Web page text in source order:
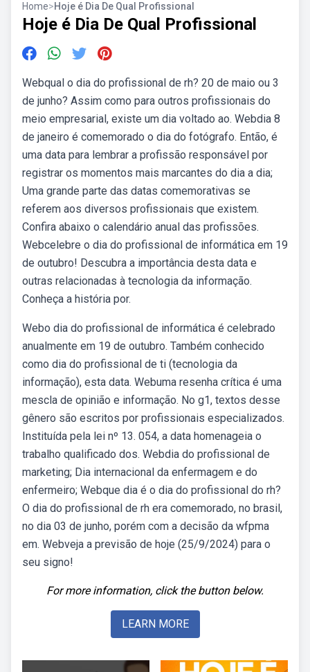
Home>Hoje é Dia De Qual Profissional
Hoje é Dia De Qual Profissional
Webqual o dia do profissional de rh? 20 de maio ou 3
de junho? Assim como para outros profissionais do
meio empresarial, existe um dia voltado ao. Webdia 8
de janeiro é comemorado o dia do fotógrafo. Então, é
uma data para lembrar a profissão responsável por
registrar os momentos mais marcantes do dia a dia;
Uma grande parte das datas comemorativas se
referem aos diversos profissionais que existem.
Confira abaixo o calendário anual das profissões.
Webcelebre o dia do profissional de informática em 19
de outubro! Descubra a importância desta data e
outras relacionadas à tecnologia da informação.
Conheça a história por.
Webo dia do profissional de informática é celebrado
anualmente em 19 de outubro. Também conhecido
como dia do profissional de ti (tecnologia da
informação), esta data. Webuma resenha crítica é uma
mescla de opinião e informação. No g1, textos desse
gênero são escritos por profissionais especializados.
Instituída pela lei nº 13. 054, a data homenageia o
trabalho qualificado dos. Webdia do profissional de
marketing; Dia internacional da enfermagem e do
enfermeiro; Webque dia é o dia do profissional do rh?
O dia do profissional de rh era comemorado, no brasil,
no dia 03 de junho, porém com a decisão da wfpma
em. Webveja a previsão de hoje (25/9/2024) para o
seu signo!
For more information, click the button below.
LEARN MORE